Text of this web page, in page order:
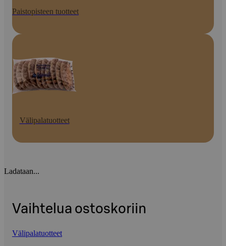
Paistopisteen tuotteet
Välipalatuotteet
Ladataan...
Vaihtelua ostoskoriin
Välipalatuotteet